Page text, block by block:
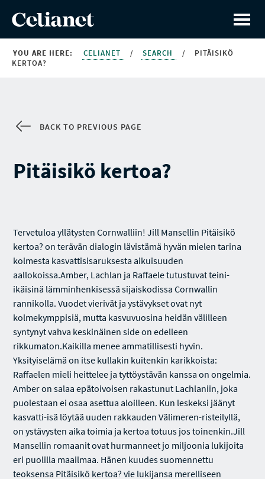
YOU ARE HERE: CELIANET / SEARCH /
PITÄISIKÖ
KERTOA?
BACK TO PREVIOUS PAGE
Pitäisikö kertoa?
Tervetuloa yllätysten Cornwalliin! Jill Mansellin Pitäisikö
kertoa? on terävän dialogin lävistämä hyvän mielen tarina
kolmesta kasvattisisaruksesta aikuisuuden
aallokoissa.Amber, Lachlan ja Raffaele tutustuvat teini-
ikäisinä lämminhenkisessä sijaiskodissa Cornwallin
rannikolla. Vuodet vierivät ja ystävykset ovat nyt
kolmekymppisiä, mutta kasvuvuosina heidän välilleen
syntynyt vahva keskinäinen side on edelleen
rikkumaton.Kaikilla menee ammatillisesti hyvin.
Yksityiselämä on itse kullakin kuitenkin karikkoista:
Raffaelen mieli heittelee ja tyttöystävän kanssa on ongelmia.
Amber on salaa epätoivoisen rakastunut Lachlaniin, joka
puolestaan ei osaa asettua aloilleen. Kun leskeksi jäänyt
kasvatti-isä löytää uuden rakkauden Välimeren-risteilyllä,
on ystävysten aika toimia ja kertoa totuus jos toinenkin.Jill
Mansellin romaanit ovat hurmanneet jo miljoonia lukijoita
eri puolilla maailmaa. Hänen kuudes suomennettu
teoksensa Pitäisikö kertoa? vie lukijansa merelliseen